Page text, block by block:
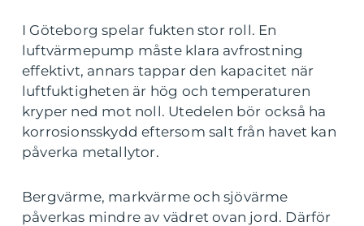
I Göteborg spelar fukten stor roll. En
luftvärmepump måste klara avfrostning
effektivt, annars tappar den kapacitet när
luftfuktigheten är hög och temperaturen
kryper ned mot noll. Utedelen bör också ha
korrosionsskydd eftersom salt från havet kan
påverka metallytor.
Bergvärme, markvärme och sjövärme
påverkas mindre av vädret ovan jord. Därför